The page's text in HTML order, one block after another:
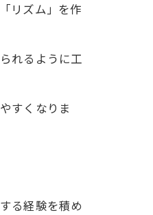
リズム」を作
れるように工
すくなりま
る経験を積め